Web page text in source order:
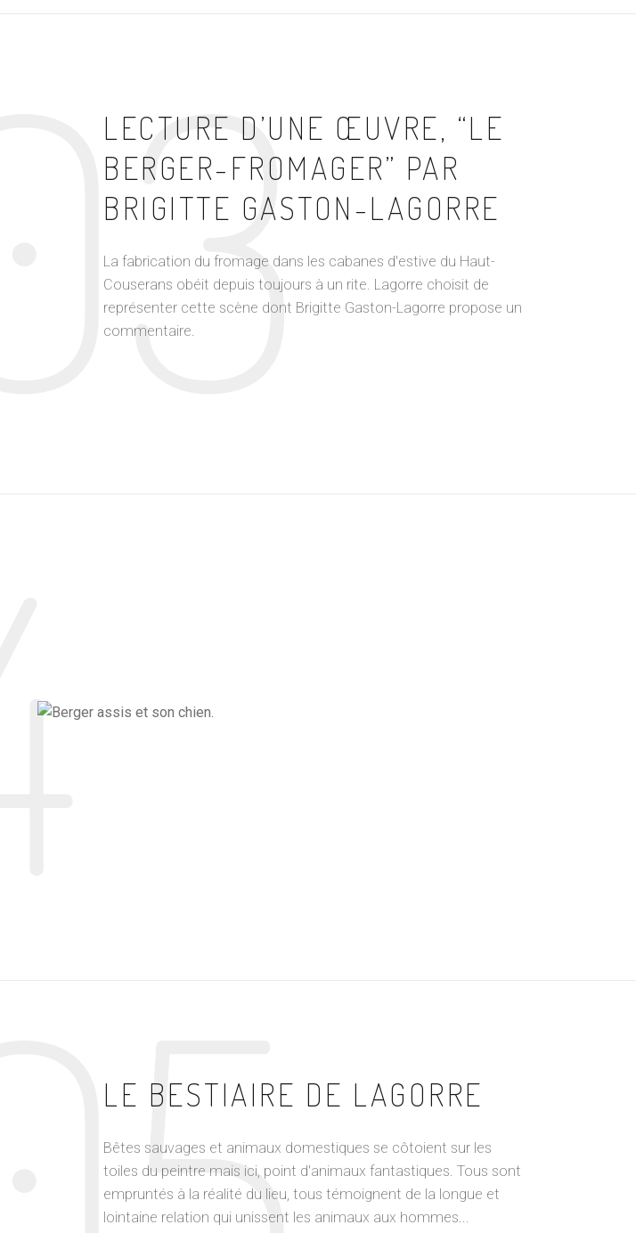
LECTURE D’UNE ŒUVRE, “LE
BERGER-FROMAGER” PAR
BRIGITTE GASTON-LAGORRE
La fabrication du fromage dans les cabanes d'estive du Haut-
Couserans obéit depuis toujours à un rite. Lagorre choisit de
représenter cette scène dont Brigitte Gaston-Lagorre propose un
commentaire.
03
LE BESTIAIRE DE LAGORRE
Bêtes sauvages et animaux domestiques se côtoient sur les
toiles du peintre mais ici, point d'animaux fantastiques. Tous sont
empruntés à la réalité du lieu, tous témoignent de la longue et
lointaine relation qui unissent les animaux aux hommes...